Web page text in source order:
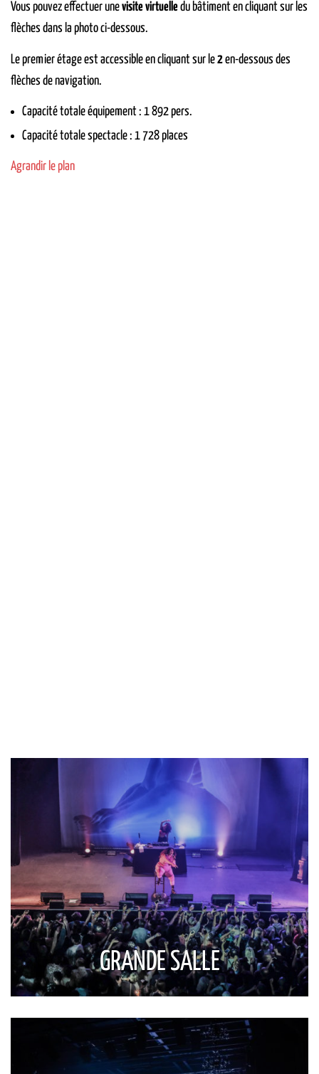
Vous pouvez effectuer unevisite virtuelledu bâtiment en cliquant sur les
flèches dans la photo ci-dessous.
Le premier étage est accessible en cliquant sur le2en-dessous des
flèches de navigation.
Capacité totale équipement : 1 892 pers.
Capacité totale spectacle : 1 728 places
Agrandir le plan
GRANDE SALLE